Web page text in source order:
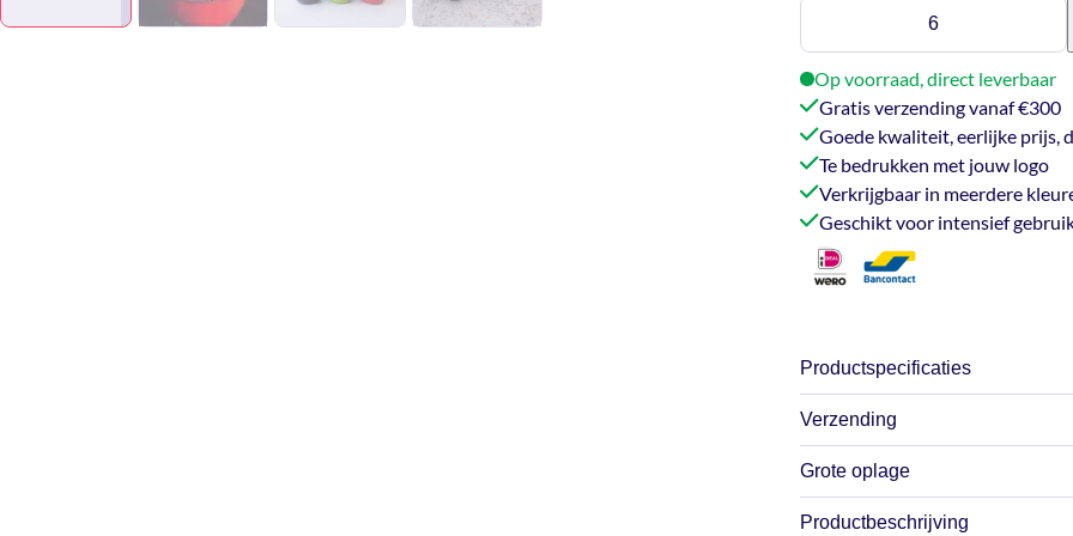
Mosselpan
–
Rood
aantal
Op voorraad, direct leverbaar
Gratis verzending vanaf €300
Goede kwaliteit, eerlijke prijs,
Te bedrukken met jouw logo
Verkrijgbaar in meerdere
Geschikt voor intensief
Productspecificaties
Afmetingen 18
Afmeting
Verzending
Wij doen ons best om jouw
Grote oplage
Op zoek naar grotere aantallen?
Productbeschrijving